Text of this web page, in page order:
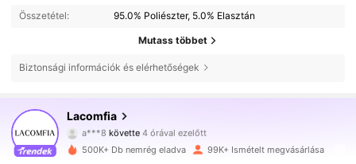
Összetétel: 95.0% Poliészter, 5.0% Elasztán
Mutass többet
Biztonsági információk és elérhetőségek
Lacomfia
a***8követte
m***e böngészik
4.84
143K Követők
500K+ Db nemrég eladva 99K+ Ismételt megvásárlása